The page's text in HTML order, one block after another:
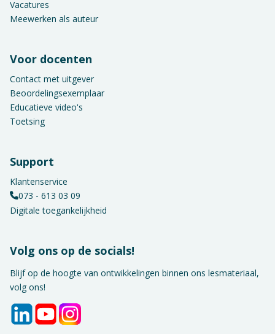
Vacatures
Meewerken als auteur
Voor docenten
Contact met uitgever
Beoordelingsexemplaar
Educatieve video's
Toetsing
Support
Klantenservice
073 - 613 03 09
Digitale toegankelijkheid
Volg ons op de socials!
Blijf op de hoogte van ontwikkelingen binnen ons lesmateriaal,
volg ons!